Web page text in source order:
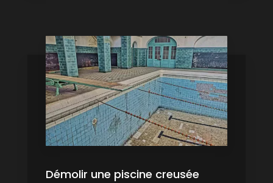
Démolir une piscine creusée